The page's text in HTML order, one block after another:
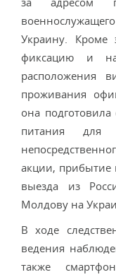
Украину. Кроме
фиксацию и
расположения
проживания
она
питания для
акции, прибытие
выезда из
Молдову на
В ходе
ведения
также